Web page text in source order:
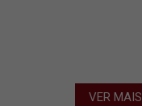
VER MAIS